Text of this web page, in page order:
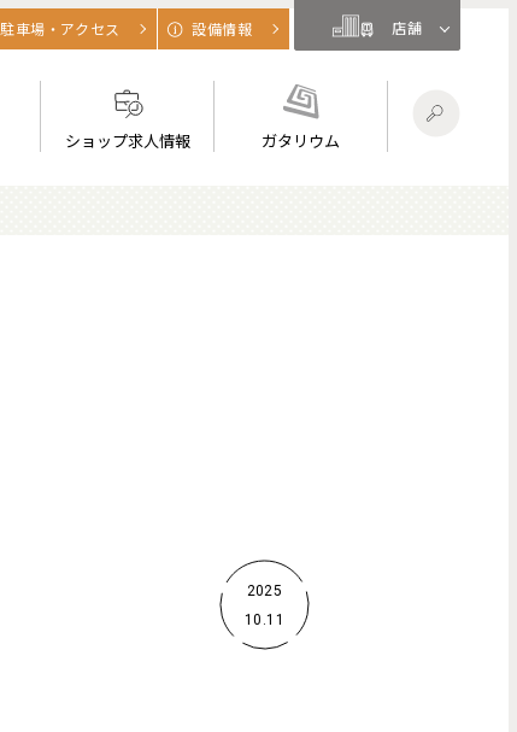
ショップ求人情報 ガタリウム
駐車場・アクセス 設備情報 店舗
2025
10.11